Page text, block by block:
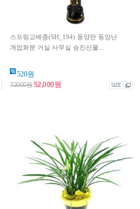
스프링교배종(SH_194) 동양란 동양난
개업화분 거실 사무실 승진선물...
520원
72000원 52,000원